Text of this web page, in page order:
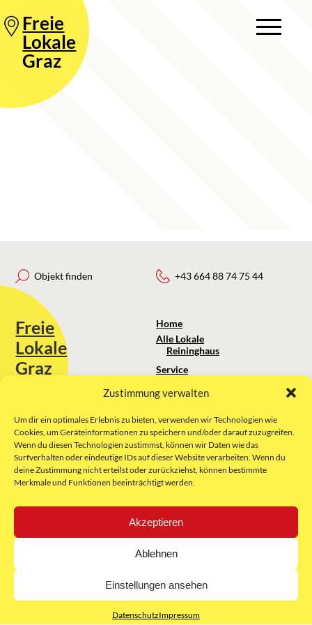
Zustimmung verwalten
Um dir ein optimales Erlebnis zu bieten, verwenden wir Technologien wie
Cookies, um Geräteinformationen zu speichern und/oder darauf zuzugreifen.
Wenn du diesen Technologien zustimmst, können wir Daten wie das
Surfverhalten oder eindeutige IDs auf dieser Website verarbeiten. Wenn du
deine Zustimmung nicht erteilst oder zurückziehst, können bestimmte
Merkmale und Funktionen beeinträchtigt werden.
Akzeptieren
Ablehnen
Einstellungen ansehen
DatenschutzImpressum
Freie
Lokale
Graz
Objekt finden
Freie
Lokale
Graz
Sie erreichen uns unter:
kontakt@freielokale-graz.at
Website by Rubikon Werbeagentur
GmbH
+43 664 88 74 75 44
Home
Alle Lokale
Reininghaus
Service
Über uns
Impressum
AGB
Datenschutz
E-Mail